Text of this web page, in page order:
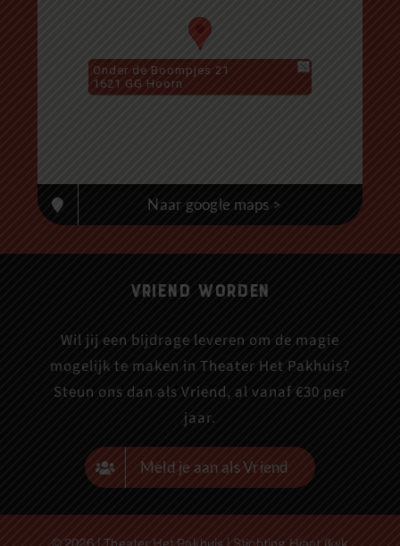
Onder de Boompjes 21
1621 GG Hoorn
Naar google maps >
Vriend worden
Wil jij een bijdrage leveren om de magie
mogelijk te maken in Theater Het Pakhuis?
Steun ons dan als Vriend, al vanaf €30 per
jaar.
Meld je aan als Vriend